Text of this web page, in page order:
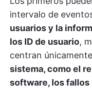
intervalo de
usuarios y la
los ID de usuario,
centran
sistema, como el
software, los